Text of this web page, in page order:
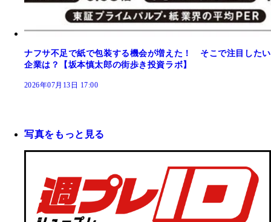
ナフサ不足で紙で包装する機会が増えた！ そこで注目したい
企業は？【坂本慎太郎の街歩き投資ラボ】
2026年07月13日 17:00
写真をもっと見る